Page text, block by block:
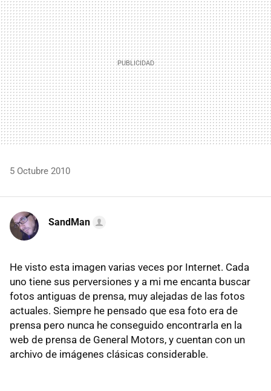
5 Octubre 2010
SandMan
He visto esta imagen varias veces por Internet. Cada
uno tiene sus perversiones y a mi me encanta buscar
fotos antiguas de prensa, muy alejadas de las fotos
actuales. Siempre he pensado que esa foto era de
prensa pero nunca he conseguido encontrarla en la
web de prensa de General Motors, y cuentan con un
archivo de imágenes clásicas considerable.